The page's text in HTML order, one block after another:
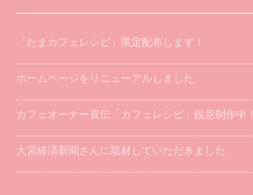
「たまカフェレシピ」限定配布します！
ホームページをリニューアルしました
カフェオーナー直伝「カフェレシピ」鋭意制作中！
大宮経済新聞さんに取材していただきました